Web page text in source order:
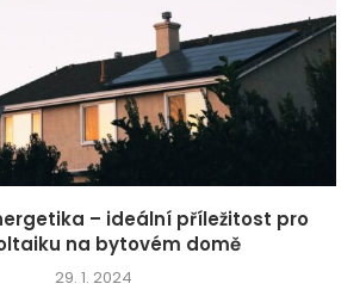
– ideální příležitost pro
na bytovém domě
29. 1. 2024